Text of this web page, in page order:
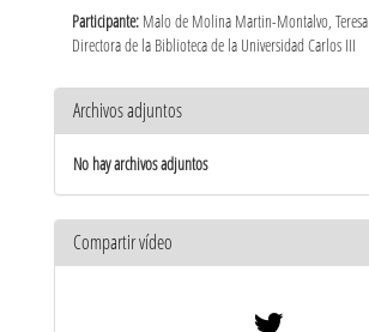
Participante: Malo de Molina Martin-Montalvo, Teresa
Directora de la Biblioteca de la Universidad Carlos III
Archivos adjuntos
No hay archivos adjuntos
Compartir vídeo